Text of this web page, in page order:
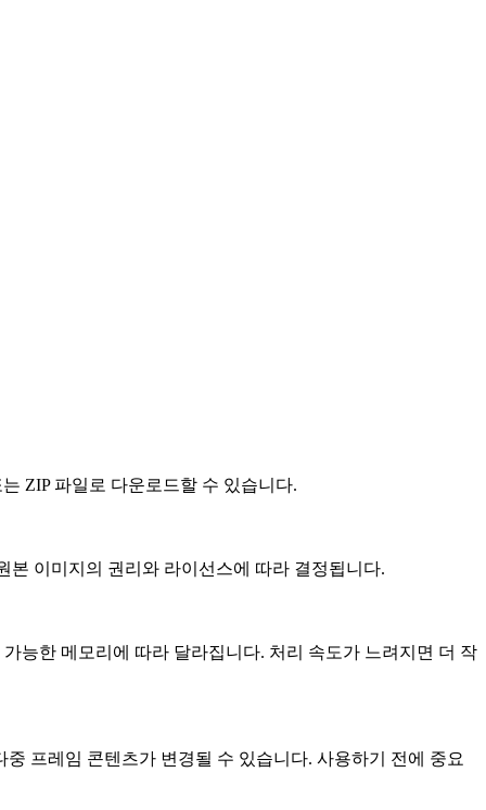
ZIP 파일로 다운로드할 수 있습니다.
본 이미지의 권리와 라이선스에 따라 결정됩니다.
능한 메모리에 따라 달라집니다. 처리 속도가 느려지면 더 작
프레임 콘텐츠가 변경될 수 있습니다. 사용하기 전에 중요